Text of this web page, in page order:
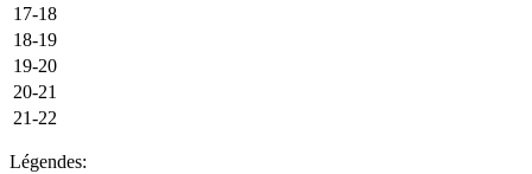
17-18
18-19
19-20
20-21
21-22
Légendes: